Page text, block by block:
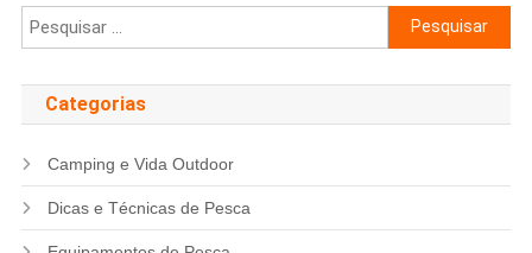
Pesquisar
por:
Categorias
Camping e Vida Outdoor
Dicas e Técnicas de Pesca